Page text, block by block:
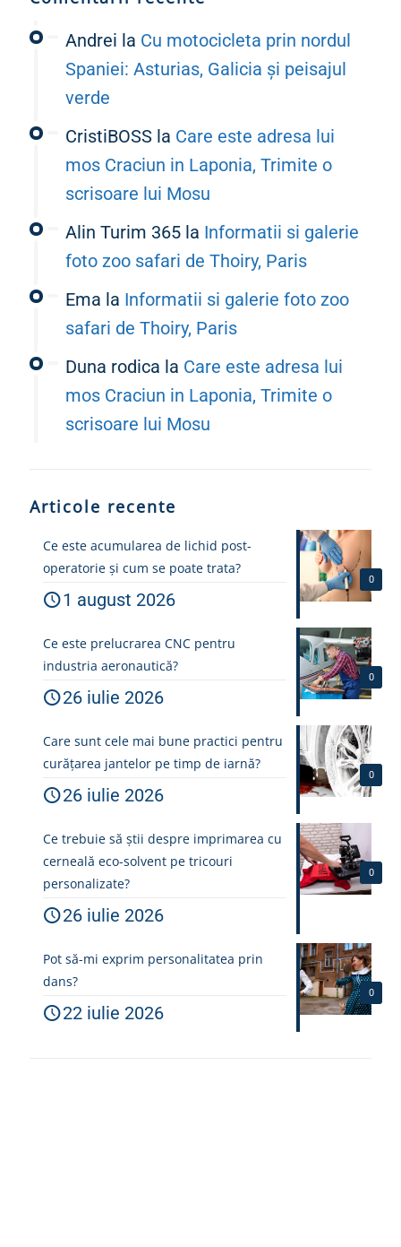
Andrei la Cu motocicleta prin nordul
Spaniei: Asturias, Galicia și peisajul
verde
CristiBOSS la Care este adresa lui
mos Craciun in Laponia, Trimite o
scrisoare lui Mosu
Alin Turim 365 la Informatii si galerie
foto zoo safari de Thoiry, Paris
Ema la Informatii si galerie foto zoo
safari de Thoiry, Paris
Duna rodica la Care este adresa lui
mos Craciun in Laponia, Trimite o
scrisoare lui Mosu
Articole recente
0
Ce este acumularea de lichid post-
operatorie și cum se poate trata?
1 august 2026
0
Ce este prelucrarea CNC pentru
industria aeronautică?
26 iulie 2026
0
Care sunt cele mai bune practici pentru
curățarea jantelor pe timp de iarnă?
26 iulie 2026
0
Ce trebuie să știi despre imprimarea cu
cerneală eco-solvent pe tricouri
personalizate?
26 iulie 2026
0
Pot să-mi exprim personalitatea prin
dans?
22 iulie 2026